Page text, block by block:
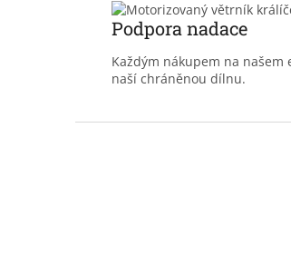
Podpora nadace
Každým nákupem na
naší chráněnou dílnu.